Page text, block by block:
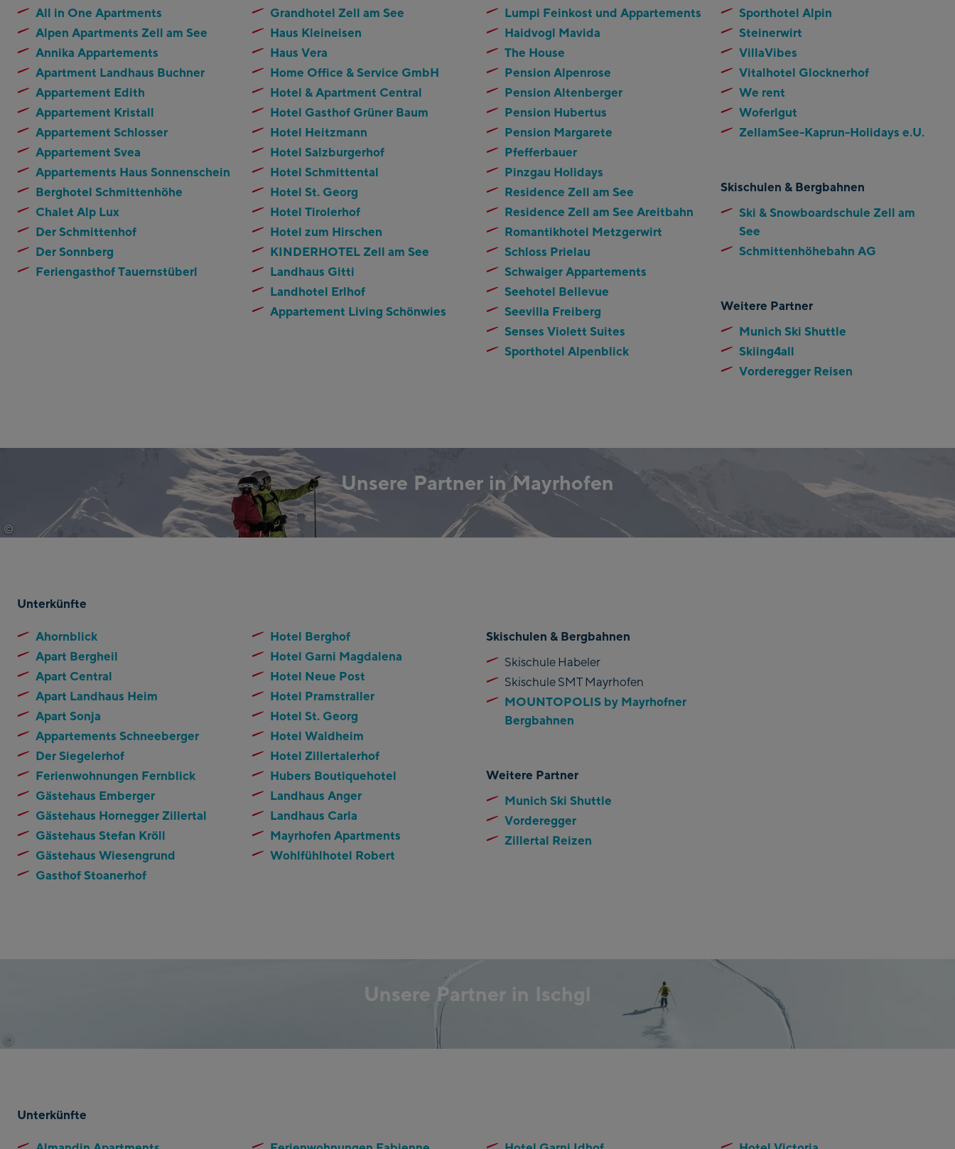
All in One Apartments
Alpen Apartments Zell am See
Annika Appartements
Apartment Landhaus Buchner
Appartement Edith
Appartement Kristall
Appartement Schlosser
Appartement Svea
Appartements Haus Sonnenschein
Berghotel Schmittenhöhe
Chalet Alp Lux
Der Schmittenhof
Der Sonnberg
Feriengasthof Tauernstüberl
Grandhotel Zell am See
Haus Kleineisen
Haus Vera
Home Office & Service GmbH
Hotel & Apartment Central
Hotel Gasthof Grüner Baum
Hotel Heitzmann
Hotel Salzburgerhof
Hotel Schmittental
Hotel St. Georg
Hotel Tirolerhof
Hotel zum Hirschen
KINDERHOTEL Zell am See
Landhaus Gitti
Landhotel Erlhof
Appartement Living Schönwies
Lumpi Feinkost und Appartements
Haidvogl Mavida
The House
Pension Alpenrose
Pension Altenberger
Pension Hubertus
Pension Margarete
Pfefferbauer
Pinzgau Holidays
Residence Zell am See
Residence Zell am See Areitbahn
Romantikhotel Metzgerwirt
Schloss Prielau
Schwaiger Appartements
Seehotel Bellevue
Seevilla Freiberg
Senses Violett Suites
Sporthotel Alpenblick
Sporthotel Alpin
Steinerwirt
VillaVibes
Vitalhotel Glocknerhof
We rent
Woferlgut
ZellamSee-Kaprun-Holidays e.U.
Skischulen & Bergbahnen
Ski & Snowboardschule Zell am
See
Schmittenhöhebahn AG
Weitere Partner
Munich Ski Shuttle
Skiing4all
Vorderegger Reisen
© archiv-tvb-mayrhofen-dominic-ebenbichler
Unsere Partner in Mayrhofen
Unterkünfte
Ahornblick
Apart Bergheil
Apart Central
Apart Landhaus Heim
Apart Sonja
Appartements Schneeberger
Der Siegelerhof
Ferienwohnungen Fernblick
Gästehaus Emberger
Gästehaus Hornegger Zillertal
Gästehaus Stefan Kröll
Gästehaus Wiesengrund
Gasthof Stoanerhof
Hotel Berghof
Hotel Garni Magdalena
Hotel Neue Post
Hotel Pramstraller
Hotel St. Georg
Hotel Waldheim
Hotel Zillertalerhof
Hubers Boutiquehotel
Landhaus Anger
Landhaus Carla
Mayrhofen Apartments
Wohlfühlhotel Robert
Skischulen & Bergbahnen
Skischule Habeler
Skischule SMT Mayrhofen
MOUNTOPOLIS by Mayrhofner
Bergbahnen
Weitere Partner
Munich Ski Shuttle
Vorderegger
Zillertal Reizen
©
Unsere Partner in Ischgl
Unterkünfte